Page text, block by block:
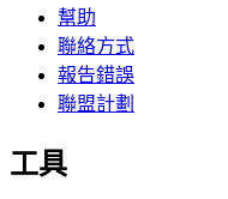
幫助
聯絡方式
報告錯誤
聯盟計劃
工具